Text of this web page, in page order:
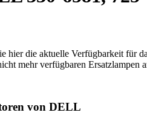
hier die aktuelle Verfügbarkeit für
mehr verfügbaren Ersatzlampen
von DELL